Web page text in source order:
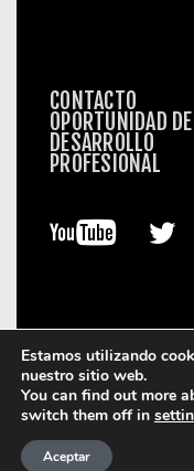
CONTACTO
OPORTUNIDAD DE
DESARROLLO
PROFESIONAL
©
Términos de Uso
Estamos utilizando
nuestro sitio web.
You can find out more
switch them off in
Aceptar